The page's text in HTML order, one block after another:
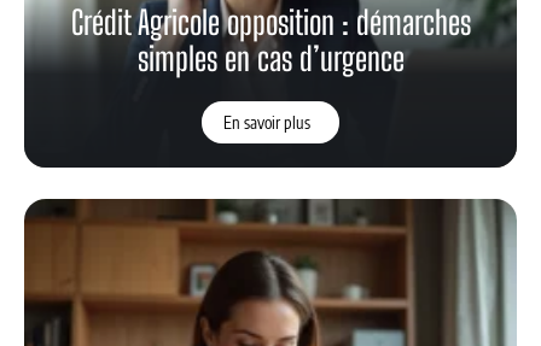
Crédit Agricole opposition : démarches
simples en cas d’urgence
En savoir plus